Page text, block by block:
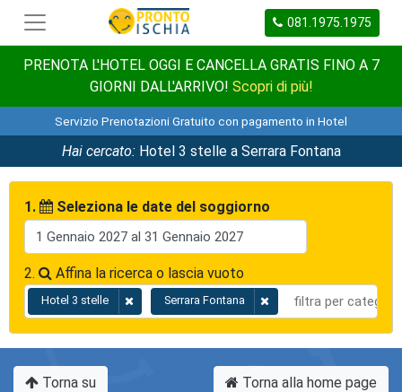
081.1975.1975
PRENOTA L'HOTEL OGGI E CANCELLA GRATIS FINO A 7
GIORNI DALL'ARRIVO! Scopri di più!
Servizio Prenotazioni Gratuito con pagamento in Hotel
Hai cercato:Hotel 3 stelle a Serrara Fontana
1. Seleziona le date del soggiorno
2. Affina la ricerca o lascia vuoto
Hotel 3 stelle Serrara Fontana
Torna su Torna alla home page